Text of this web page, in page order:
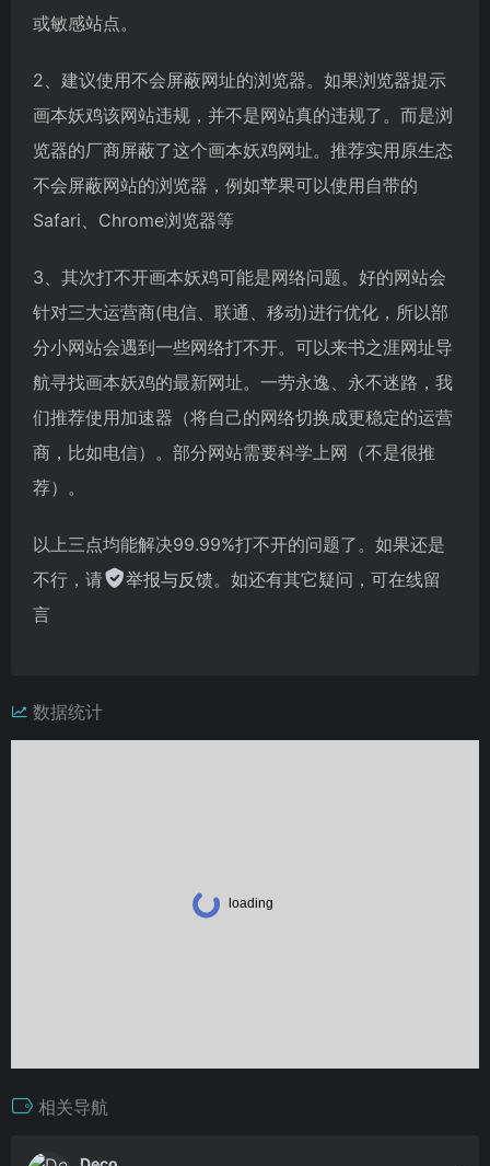
或敏感站点。
2、建议使用不会屏蔽网址的浏览器。如果浏览器提示
画本妖鸡该网站违规，并不是网站真的违规了。而是浏
览器的厂商屏蔽了这个画本妖鸡网址。推荐实用原生态
不会屏蔽网站的浏览器，例如苹果可以使用自带的
Safari、Chrome浏览器等
3、其次打不开画本妖鸡可能是网络问题。好的网站会
针对三大运营商(电信、联通、移动)进行优化，所以部
分小网站会遇到一些网络打不开。可以来书之涯网址导
航寻找画本妖鸡的最新网址。一劳永逸、永不迷路，我
们推荐使用加速器（将自己的网络切换成更稳定的运营
商，比如电信）。部分网站需要科学上网（不是很推
荐）。
以上三点均能解决99.99%打不开的问题了。如果还是
不行，请
举报与反馈。如还有其它疑问，可在线留
言
数据统计
相关导航